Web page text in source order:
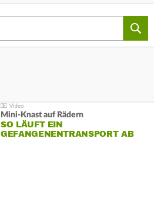
Mini-Knast auf Rädern
SO LÄUFT EIN
GEFANGENENTRANSPORT AB